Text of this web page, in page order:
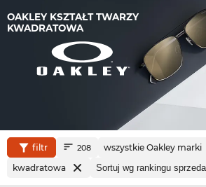
OAKLEY KSZTAŁT TWARZY
KWADRATOWA
filtr 208
wszystkie Oakley marki
kwadratowa